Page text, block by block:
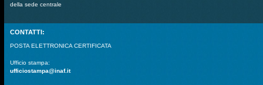
della sede centrale
CONTATTI:
POSTA ELETTRONICA CERTIFICATA
Ufficio stampa:
ufficiostampa@inaf.it